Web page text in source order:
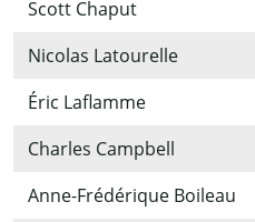
Scott Chaput
Nicolas Latourelle
Éric Laflamme
Charles Campbell
Anne-Frédérique Boileau